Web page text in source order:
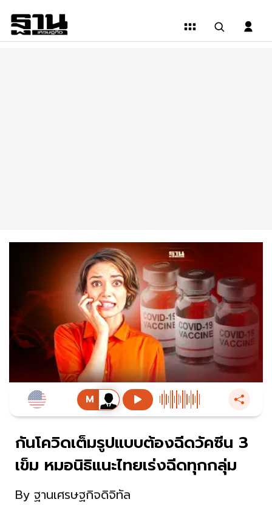
กันโควิดเต็มรูปแบบต้องฉีดวัคซีน 3
เข็ม หมอนิธิแนะไทยเร่งฉีดทุกกลุ่ม
By ฐานเศรษฐกิจดิจิทัล